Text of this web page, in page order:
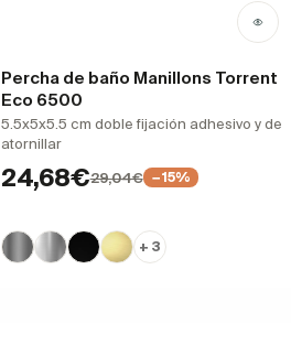
Percha de baño Manillons Torrent
Eco 6500
5.5x5x5.5 cm doble fijación adhesivo y de
atornillar
24,68€29,04€ −15%
+ 3